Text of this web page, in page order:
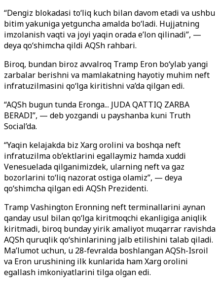
“Dengiz blokadasi to‘liq kuch bilan davom etadi va ushbu
bitim yakuniga yetguncha amalda bo‘ladi. Hujjatning
imzolanish vaqti va joyi yaqin orada e’lon qilinadi”, —
deya qo‘shimcha qildi AQSh rahbari.
Biroq, bundan biroz avvalroq Tramp Eron bo‘ylab yangi
zarbalar berishni va mamlakatning hayotiy muhim neft
infratuzilmasini qo‘lga kiritishni va’da qilgan edi.
“AQSh bugun tunda Eronga... JUDA QATTIQ ZARBA
BERADI”, — deb yozgandi u payshanba kuni Truth
Social’da.
“Yaqin kelajakda biz Xarg orolini va boshqa neft
infratuzilma ob’ektlarini egallaymiz hamda xuddi
Venesuelada qilganimizdek, ularning neft va gaz
bozorlarini to‘liq nazorat ostiga olamiz”, — deya
qo‘shimcha qilgan edi AQSh Prezidenti.
Tramp Vashington Eronning neft terminallarini aynan
qanday usul bilan qo‘lga kiritmoqchi ekanligiga aniqlik
kiritmadi, biroq bunday yirik amaliyot muqarrar ravishda
AQSh quruqlik qo‘shinlarining jalb etilishini talab qiladi.
Ma’lumot uchun, u 28-fevralda boshlangan AQSh-Isroil
va Eron urushining ilk kunlarida ham Xarg orolini
egallash imkoniyatlarini tilga olgan edi.